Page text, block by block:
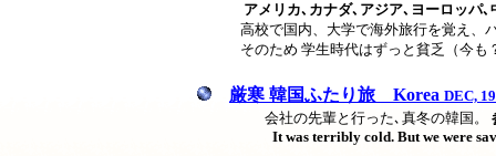
アメリカ､カナダ､アジア､ヨーロッパ
高校で国内、大学で海外旅行を覚え、バ
そのため 学生時代はずっと貧乏（今も
厳寒 韓国ふたり旅 Korea DEC,
会社の先輩と行った､真冬の韓国。
It was terribly cold. But we were